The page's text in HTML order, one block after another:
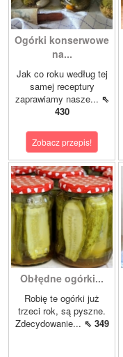
Ogórki konserwowe
na...
Jak co roku według tej
samej receptury
zaprawiamy nasze... ⇖
430
Zobacz przepis!
Obłędne ogórki...
Robię te ogórki już
trzeci rok, są pyszne.
Zdecydowanie... ⇖ 349